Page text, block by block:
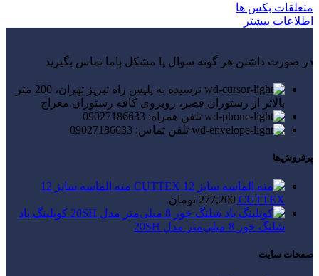
متعلقات بکس ها
اطلاعات بیشتر
در صورت داشتن هر گونه سوال یا مشکل باما تماس بگیرید
نرسیده به پلیس راه تبریز تهران، 200 متر
بالاتر از رستوران قصر، روبروی کافه رستوران معراج
تلفن همراه: 09027186633
تلفن تماس: 09027186633
پرفروش‌ها
مته الماسه سایز 12
CUTTEX
277,200 تومان
کوپلینگ باد
شلنگ خور 8 میلی‌متر مدل 20SH
صفحات سایت